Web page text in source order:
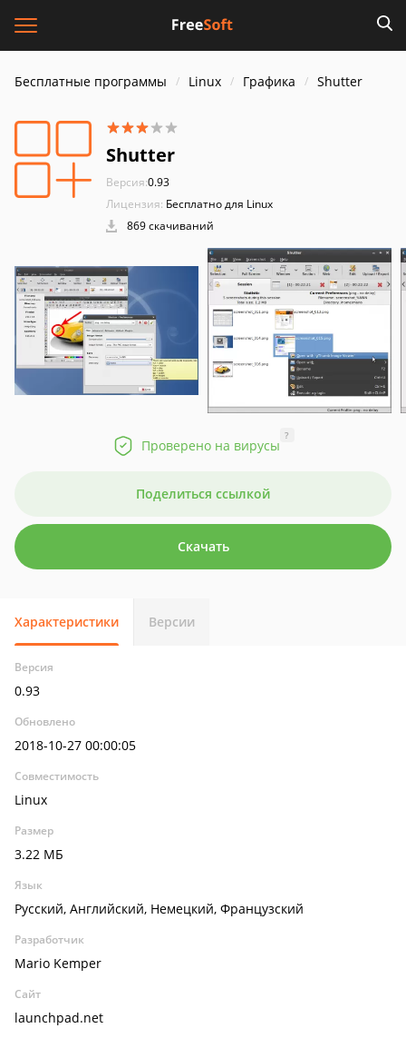
Бесплатные программы Linux Графика Shutter
Shutter
Версия:0.93
Лицензия: Бесплатно для Linux
869 скачиваний
Проверено на вирусы
?
Поделиться ссылкой
Скачать
Характеристики Версии
Версия
0.93
Обновлено
2018-10-27 00:00:05
Совместимость
Linux
Размер
3.22 МБ
Язык
Русский, Английский, Немецкий, Французский
Разработчик
Mario Kemper
Сайт
launchpad.net